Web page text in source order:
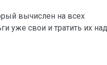
вычислен на всех
уже свои и тратить их